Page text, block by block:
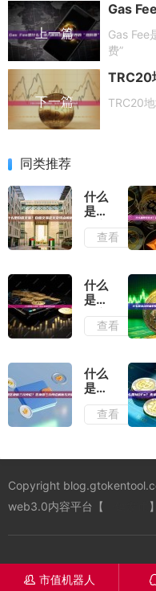
上一篇
Gas Fee
费”
下一篇 TRC20
同类推荐
什么
是自
营交
易？
定义
及特
点解
查看
什么
是鲸
鱼交
易策
交易
策略
详解
与应
用
查看
什么
是区
块链
三元
区块
元悖
论解
突破
查看
Copyright
web3.0内容平台【
󦋱 市值机器人